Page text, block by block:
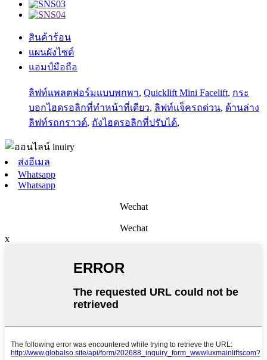
สินค้าร้อน
แผนผังไซต์
แอมป์มือถือ
ลิฟท์แพลตฟอร์มแบบพกพา, Quicklift Mini Facelift, กระ
บอกไฮดรอลิกที่ทำหน้าที่เดียว, ลิฟท์แจ็ครถด่วน, ด้านล่าง
ลิฟท์รถกราวด์, ถังไฮดรอลิกที่ปรับได้,
ส่งอีเมล
Whatsapp
Whatsapp
Wechat
Wechat
x